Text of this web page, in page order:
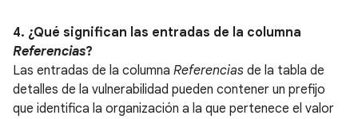
4. ¿Qué significan las entradas de la columna
Referencias?
Las entradas de la columna Referencias de la tabla de
detalles de la vulnerabilidad pueden contener un prefijo
que identifica la organización a la que pertenece el valor